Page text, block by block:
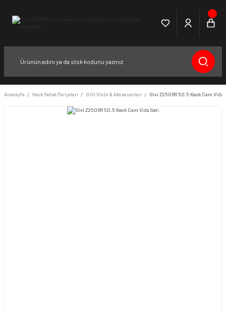
Anasayfa Kask Yedek Parçaları GIVI Vizör & Aksesuarları Givi Z2506R 50.5 Kask Cam Vida